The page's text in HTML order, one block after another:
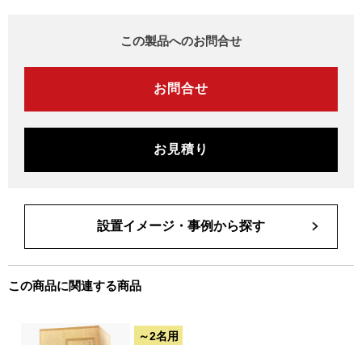
この製品へのお問合せ
お問合せ
お見積り
設置イメージ・事例から探す
この商品に関連する商品
～2名用